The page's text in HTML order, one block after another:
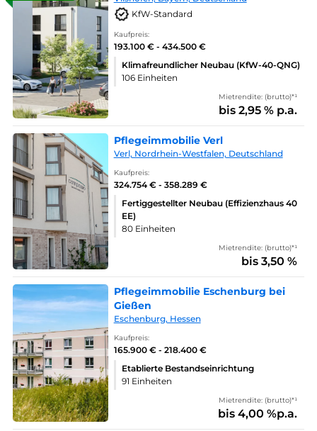
KfW-Standard
Kaufpreis:
193.100 € - 434.500 €
Klimafreundlicher Neubau (KfW-40-QNG)
106 Einheiten
Mietrendite: (brutto)*¹
bis 2,95 % p.a.
Pflegeimmobilie Verl
Verl, Nordrhein-Westfalen, Deutschland
Kaufpreis:
324.754 € - 358.289 €
Fertiggestellter Neubau (Effizienzhaus 40
EE)
80 Einheiten
Mietrendite: (brutto)*¹
bis 3,50 %
Pflegeimmobilie Eschenburg bei
Gießen
Eschenburg, Hessen
Kaufpreis:
165.900 € - 218.400 €
Etablierte Bestandseinrichtung
91 Einheiten
Mietrendite: (brutto)*¹
bis 4,00 %p.a.